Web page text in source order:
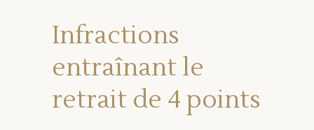
Infractions
entraînant le
retrait de 4 points